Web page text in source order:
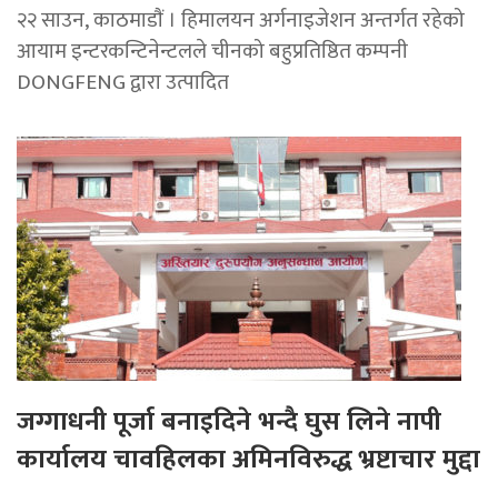
२२ साउन, काठमाडाैं । हिमालयन अर्गनाइजेशन अन्तर्गत रहेको
आयाम इन्टरकन्टिनेन्टलले चीनको बहुप्रतिष्ठित कम्पनी
DONGFENG द्वारा उत्पादित
जग्गाधनी पूर्जा बनाइदिने भन्दै घुस लिने नापी
कार्यालय चावहिलका अमिनविरुद्ध भ्रष्टाचार मुद्दा